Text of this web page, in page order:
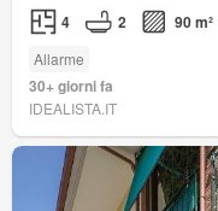
4 2 90 m²
Allarme
30+ giorni fa
IDEALISTA.IT